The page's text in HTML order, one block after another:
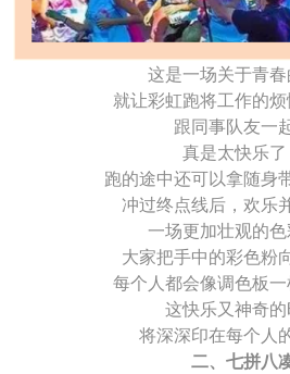
这是一场关于青
就让彩虹跑将工作的
跟同事队友一
真是太快乐了
跑的途中还可以拿随身
冲过终点线后，欢乐
一场更加壮观的
大家把手中的彩色粉
每个人都会像调色板
这快乐又神奇
将深深印在每个人
二、七拼八